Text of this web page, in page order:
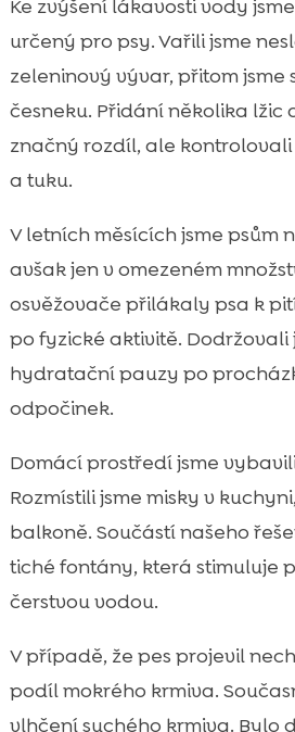
Ke zvýšení lákavosti vody
určený pro psy. Vařili jsme
zeleninový vývar, přitom
česneku. Přidání několika lžic
značný rozdíl, ale kontrolovali
a tuku.
V letních měsících jsme psům
avšak jen v omezeném
osvěžovače přilákaly psa k
po fyzické aktivitě. Dodržovali
hydratační pauzy po
odpočinek.
Domácí prostředí jsme
Rozmístili jsme misky v
balkoně. Součástí našeho
tiché fontány, která stimuluje
čerstvou vodou.
V případě, že pes projevil
podíl mokrého krmiva.
vlhčení suchého krmiva. Bylo